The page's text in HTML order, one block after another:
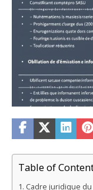
Table of
Cadre juridique